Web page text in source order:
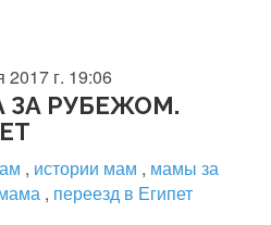
2017 г. 19:06
ЗА РУБЕЖОМ.
, истории мам , мамы за
, переезд в Египет